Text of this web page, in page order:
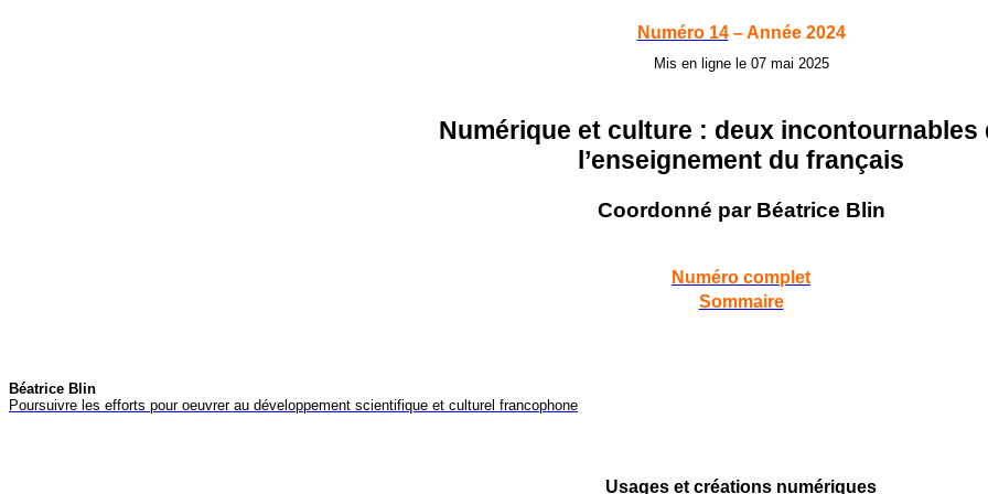
Numéro 14– Année 2024
Mis en ligne le 07 mai 2025
Numérique et culture : deux incontournables
l’enseignement du français
Coordonné par Béatrice Blin
Numéro complet
Sommaire
Béatrice Blin
Poursuivre les efforts pour oeuvrer au développement scientifique et culturel francophone
Usages et créations numériques